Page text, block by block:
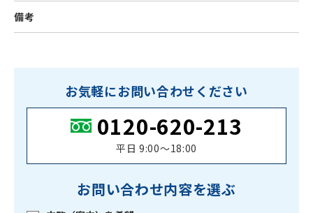
備考
お気軽にお問い合わせください
0120-620-213
平日 9:00〜18:00
お問い合わせ内容を選ぶ